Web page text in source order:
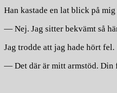
Han kastade en lat blick på
— Nej. Jag sitter bekvämt så
Jag trodde att jag hade hört fel.
— Det där är mitt armstöd. Din